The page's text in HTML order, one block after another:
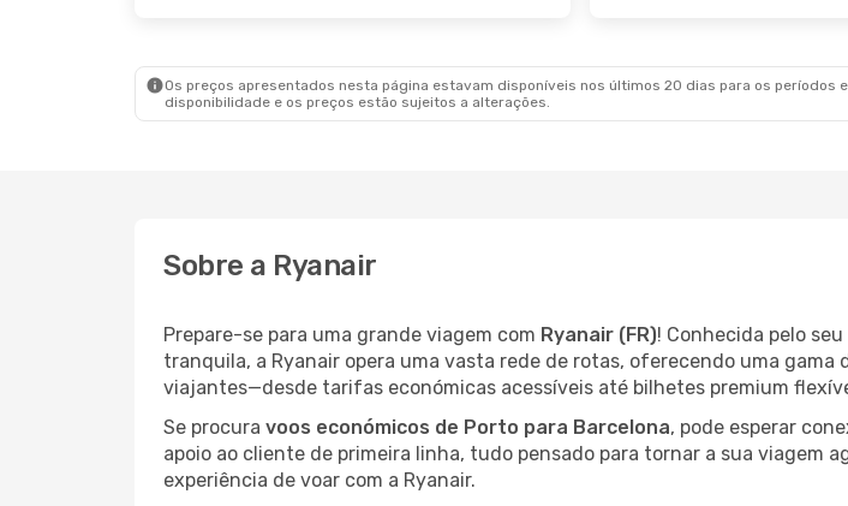
Os preços apresentados nesta página estavam disponíveis nos últimos 20 dias para os
disponibilidade e os preços estão sujeitos a alterações.
Sobre a Ryanair
Prepare-se para uma grande viagem com Ryanair (FR)! Conhecida pelo
tranquila, a Ryanair opera uma vasta rede de rotas, oferecendo uma
viajantes—desde tarifas económicas acessíveis até bilhetes premium
Se procura voos económicos de Porto para Barcelona, pode esperar
apoio ao cliente de primeira linha, tudo pensado para tornar a sua viagem
experiência de voar com a Ryanair.